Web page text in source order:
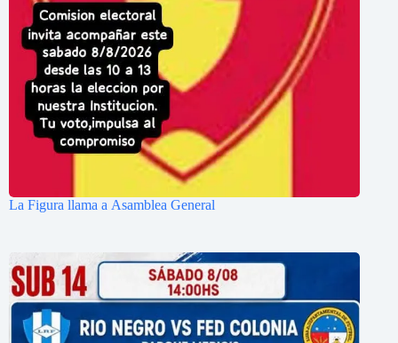
La Figura llama a Asamblea General